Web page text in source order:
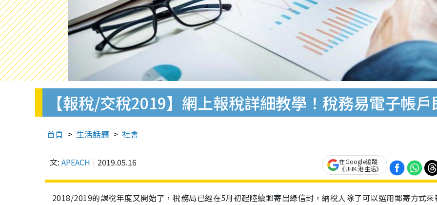
【報稅/交稅2019】網上報稅詳細教學！稅務易電子帳
首頁 生活話題 社會
文: APEACH 2019.05.16
在Google追蹤
《UHK 港生活》
2018/2019的課稅年度又開始了，稅務局已經在5月初起陸續郵寄出綠信封，納稅人除了可以選用郵寄方式來